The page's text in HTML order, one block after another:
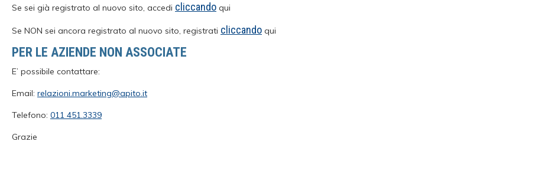
Se sei già registrato al nuovo sito, accedi cliccando qui
Se NON sei ancora registrato al nuovo sito, registrati cliccando qui
PER LE AZIENDE NON ASSOCIATE
E’ possibile contattare:
Email: relazioni.marketing@apito.it
Telefono: 011 451.3339
Grazie